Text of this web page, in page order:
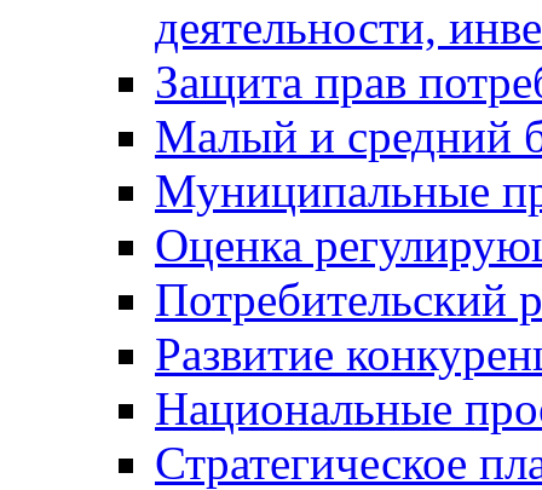
деятельности,
Защита прав
Малый и средний
Муниципальные
Оценка
Потребительский
Развитие
Национальные
Стратегическое